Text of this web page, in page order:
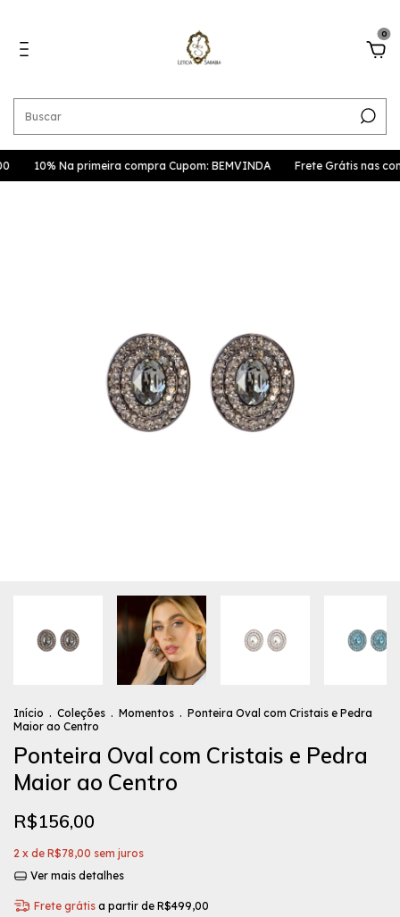
0
10% Na primeira compra Cupom: BEMVINDA Frete Grátis nas
Início . Coleções . Momentos . Ponteira Oval com Cristais e Pedra
Maior ao Centro
Ponteira Oval com Cristais e Pedra
Maior ao Centro
R$156,00
2 x de R$78,00 sem juros
Ver mais detalhes
Frete grátis a partir de R$499,00